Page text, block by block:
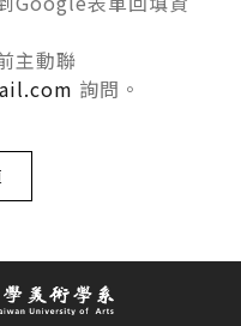
主動聯
詢問。